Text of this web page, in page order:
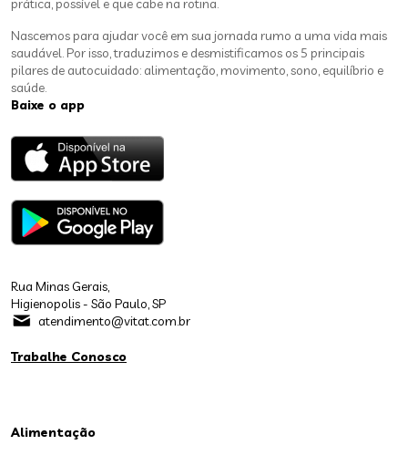
prática, possível e que cabe na rotina.
Nascemos para ajudar você em sua jornada rumo a uma vida mais
saudável. Por isso, traduzimos e desmistificamos os 5 principais
pilares de autocuidado: alimentação, movimento, sono, equilíbrio e
saúde.
Baixe o app
Rua Minas Gerais,
Higienopolis - São Paulo, SP
atendimento@vitat.com.br
Trabalhe Conosco
Alimentação